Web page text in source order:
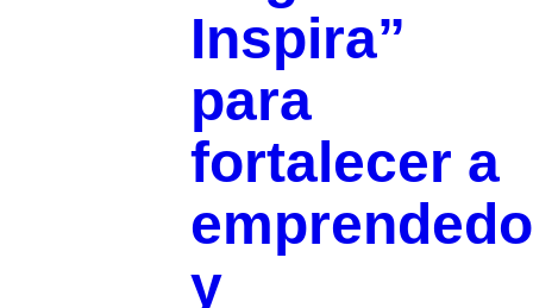
Inspira”
para
fortalecer a
y